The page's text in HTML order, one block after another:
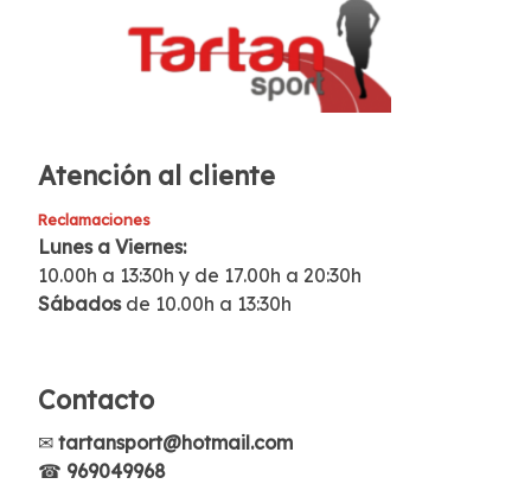
Atención al cliente
Reclamaciones
Lunes a Viernes:
10.00h a 13:30h y de 17.00h a 20:30h
Sábados de 10.00h a 13:30h
Contacto
✉ tartansport@hotmail.com
☎ 969049968